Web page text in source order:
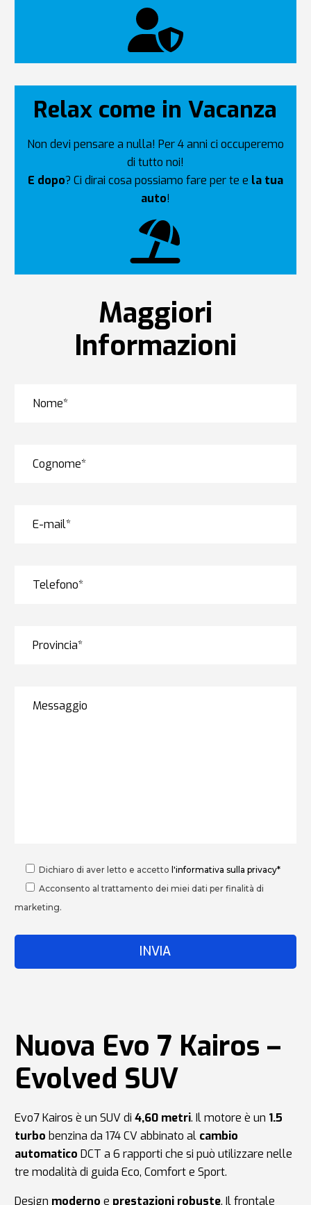
Relax come in Vacanza
Non devi pensare a nulla! Per 4 anni ci occuperemo
di tutto noi!
E dopo? Ci dirai cosa possiamo fare per te e la tua
auto!
Maggiori
Informazioni
Dichiaro di aver letto e accetto l'informativa sulla privacy*
Acconsento al trattamento dei miei dati per finalità di
marketing.
Nuova Evo 7 Kairos –
Evolved SUV
Evo7 Kairos è un SUV di 4,60 metri. Il motore è un 1.5
turbo benzina da 174 CV abbinato al cambio
automatico DCT a 6 rapporti che si può utilizzare nelle
tre modalità di guida Eco, Comfort e Sport.
Design moderno e prestazioni robuste. Il frontale